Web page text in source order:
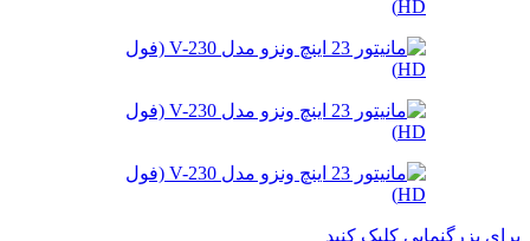
برای بزرگنمایی کلیک کنید